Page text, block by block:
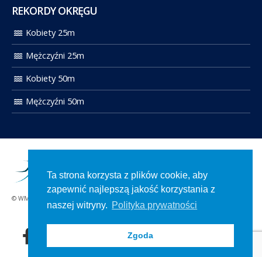
REKORDY OKRĘGU
Kobiety 25m
Mężczyźni 25m
Kobiety 50m
Mężczyźni 50m
© WMOZP 2021. Wszelkie prawa zastrzeżone.
Ta strona korzysta z plików cookie, aby
zapewnić najlepszą jakość korzystania z
naszej witryny. Polityka prywatności
Zgoda